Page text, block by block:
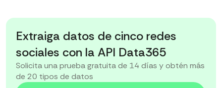
Extraiga datos de cinco redes
sociales con la API Data365
Solicita una prueba gratuita de 14 días y obtén más
de 20 tipos de datos